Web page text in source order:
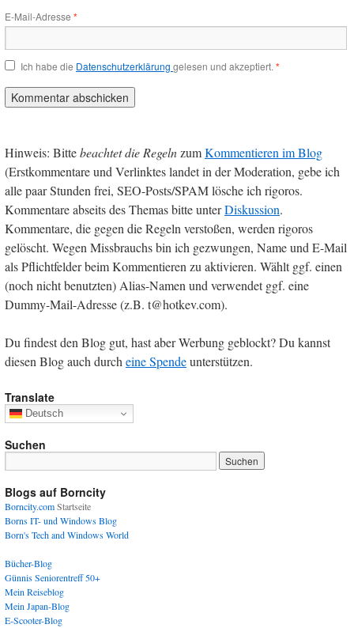
E-Mail-Adresse *
Ich habe die Datenschutzerklärung gelesen und akzeptiert. *
Hinweis: Bittebeachtet die RegelnzumKommentieren im Blog
(Erstkommentare und Verlinktes landet in der Moderation, gebe ich
alle paar Stunden frei, SEO-Posts/SPAM lösche ich rigoros.
Kommentare abseits des Themas bitte unterDiskussion.
Kommentare, die gegen die Regeln verstoßen, werden rigoros
gelöscht. Wegen Missbrauchs bin ich gezwungen, Name und E-Mail
als Pflichtfelder beim Kommentieren zu aktivieren. Wählt ggf. einen
(noch nicht benutzten) Alias-Namen und verwendet ggf. eine
Dummy-Mail-Adresse (z.B. t@hotkev.com).
Du findest den Blog gut, hast aber Werbung geblockt? Du kannst
diesen Blog auch durcheine Spendeunterstützen.
Translate
Deutsch
Suchen
Blogs auf Borncity
Borncity.comStartseite
Borns IT- und Windows Blog
Born's Tech and Windows World
Bücher-Blog
Günnis Seniorentreff 50+
Mein Reiseblog
Mein Japan-Blog
E-Scooter-Blog